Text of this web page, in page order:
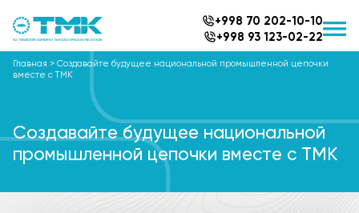
+998 70 202-10-10
+998 93 123-02-22
Главная > Создавайте будущее национальной промышленной цепочки
вместе с ТМК
Создавайте будущее национальной
промышленной цепочки вместе с ТМК